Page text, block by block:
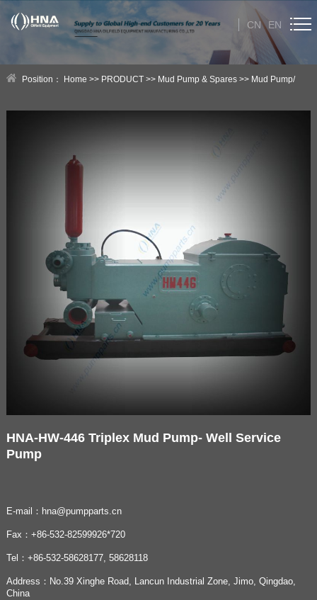
CN EN
HOME
CONTACT US
Position： Home >> PRODUCT>> Mud Pump & Spares>> Mud Pump/
Slush Pump/Slurry Pump
HNA-HW-446 Triplex Mud Pump- Well Service
Pump
E-mail：hna@pumpparts.cn
Fax：+86-532-82599926*720
Tel：+86-532-58628177, 58628118
Address：No.39 Xinghe Road, Lancun Industrial Zone, Jimo, Qingdao,
China